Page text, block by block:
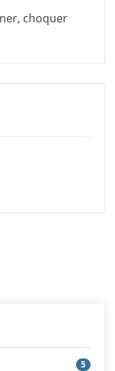
choquer
5